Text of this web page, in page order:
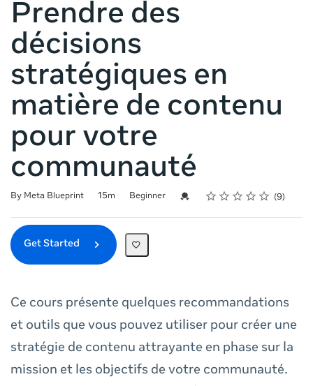
Prendre des
décisions
stratégiques en
matière de contenu
pour votre
communauté
By Meta Blueprint
Duration 15m
Difficulty Beginner Credential For Completion
Rating
1 star
2 stars
3 stars
4 stars
5 stars
Average rating: 4.0 9
9 reviews
Get Started
Ce cours présente quelques recommandations
et outils que vous pouvez utiliser pour créer une
stratégie de contenu attrayante en phase sur la
mission et les objectifs de votre communauté.